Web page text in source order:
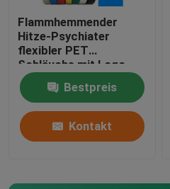
Flammhemmender
Hitze-Psychiater
flexibler PET
Schläuche mit Logo
Printing
Bestpreis
Kontakt